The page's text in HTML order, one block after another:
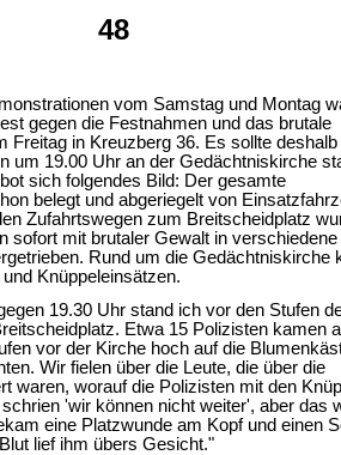
48
vom Samstag und Montag
gegen die Festnahmen und das brutale
Freitag in Kreuzberg 36. Es sollte deshalb
um 19.00 Uhr an der Gedächtniskirche
sich folgendes Bild: Der gesamte
belegt und abgeriegelt von
Zufahrtswegen zum Breitscheidplatz
sofort mit brutaler Gewalt in verschiedene
Rund um die Gedächtniskirche
Knüppeleinsätzen.
19.30 Uhr stand ich vor den Stufen
Etwa 15 Polizisten kamen
vor der Kirche hoch auf die
Wir fielen über die Leute, die über die
waren, worauf die Polizisten mit den
'wir können nicht weiter', aber das
eine Platzwunde am Kopf und einen
lief ihm übers Gesicht."